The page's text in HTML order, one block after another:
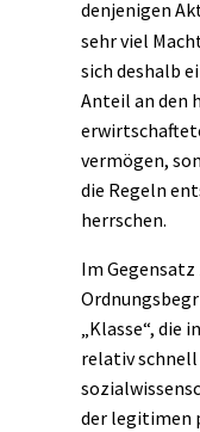
denjenigen
sehr viel
sich deshalb
Anteil an den
vermögen,
die Regeln
herrschen.
Im
Klasse“, die
relativ schnell
der legitimen